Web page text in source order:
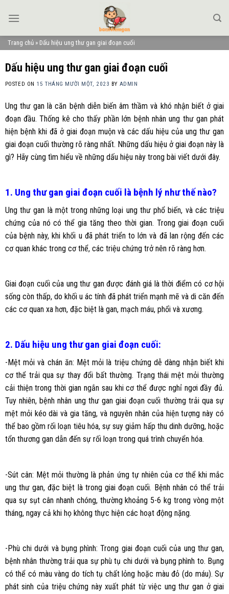
Trang chủ » Dấu hiệu ung thư gan giai đoạn cuối
Dấu hiệu ung thư gan giai đoạn cuối
POSTED ON 15 THÁNG MƯỜI MỘT, 2023 BY ADMIN
Ung thư gan là căn bệnh diễn biến âm thầm và khó nhận biết ở giai
đoạn đầu. Thống kê cho thấy phần lớn bệnh nhân ung thư gan phát
hiện bệnh khi đã ở giai đoạn muộn và các dấu hiệu của ung thư gan
giai đoạn cuối thường rõ ràng nhất. Những dấu hiệu ở giai đoạn này là
gì? Hãy cùng tìm hiểu về những dấu hiệu này trong bài viết dưới đây.
1. Ung thư gan giai đoạn cuối là bệnh lý như thế nào?
Ung thư gan là một trong những loại ung thư phổ biến, và các triệu
chứng của nó có thể gia tăng theo thời gian. Trong giai đoạn cuối
của bệnh này, khi khối u đã phát triển to lớn và đã lan rộng đến các
cơ quan khác trong cơ thể, các triệu chứng trở nên rõ ràng hơn.
Giai đoạn cuối của ung thư gan được đánh giá là thời điểm có cơ hội
sống còn thấp, do khối u ác tính đã phát triển mạnh mẽ và di căn đến
các cơ quan xa hơn, đặc biệt là gan, mạch máu, phổi và xương.
2. Dấu hiệu ung thư gan giai đoạn cuối:
-Mệt mỏi và chán ăn: Mệt mỏi là triệu chứng dễ dàng nhận biết khi
cơ thể trải qua sự thay đổi bất thường. Trạng thái mệt mỏi thường
cải thiện trong thời gian ngắn sau khi cơ thể được nghỉ ngơi đầy đủ.
Tuy nhiên, bệnh nhân ung thư gan giai đoạn cuối thường trải qua sự
mệt mỏi kéo dài và gia tăng, và nguyên nhân của hiện tượng này có
thể bao gồm rối loạn tiêu hóa, sự suy giảm hấp thu dinh dưỡng, hoặc
tổn thương gan dẫn đến sự rối loạn trong quá trình chuyển hóa.
-Sút cân: Mệt mỏi thường là phản ứng tự nhiên của cơ thể khi mắc
ung thư gan, đặc biệt là trong giai đoạn cuối. Bệnh nhân có thể trải
qua sự sụt cân nhanh chóng, thường khoảng 5-6 kg trong vòng một
tháng, ngay cả khi họ không thực hiện các hoạt động nặng.
-Phù chi dưới và bụng phình: Trong giai đoạn cuối của ung thư gan,
bệnh nhân thường trải qua sự phù tụ chi dưới và bụng phình to. Bụng
có thể có màu vàng do tích tụ chất lỏng hoặc màu đỏ (do máu). Sự
phát sinh của triệu chứng này xuất phát từ việc ung thư gan ở giai